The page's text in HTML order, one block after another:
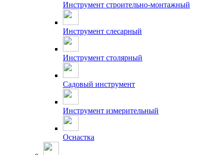
Инструмент строительно-монтажный
Инструмент слесарный
Инструмент столярный
Садовый инструмент
Инструмент измерительный
Оснастка